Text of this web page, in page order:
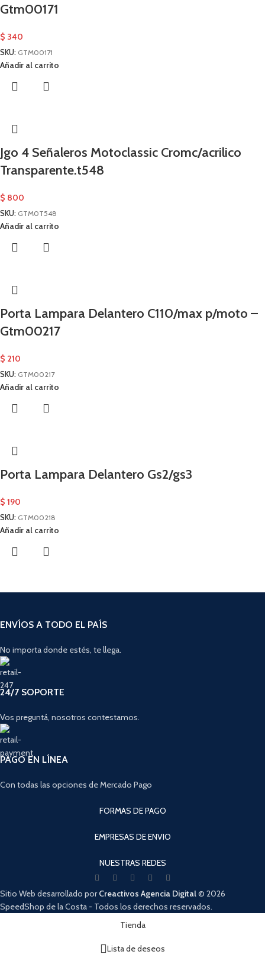
Gtm00171
$ 340
SKU: GTM00171
Añadir al carrito
Jgo 4 Señaleros Motoclassic Cromc/acrilico
Transparente.t548
$ 800
SKU: GTM0T548
Añadir al carrito
Porta Lampara Delantero C110/max p/moto –
Gtm00217
$ 210
SKU: GTM00217
Añadir al carrito
Porta Lampara Delantero Gs2/gs3
$ 190
SKU: GTM00218
Añadir al carrito
ENVÍOS A TODO EL PAÍS
No importa donde estés, te llega.
24/7 SOPORTE
Vos preguntá, nosotros contestamos.
PAGO EN LÍNEA
Con todas las opciones de Mercado Pago
FORMAS DE PAGO
EMPRESAS DE ENVIO
NUESTRAS REDES
Sitio Web desarrollado porCreactivos Agencia Digital© 2026
SpeedShop de la Costa - Todos los derechos reservados.
Cuando hay resultados autocompletados, puedes utilizar las flechas
Tienda
Lista de deseos